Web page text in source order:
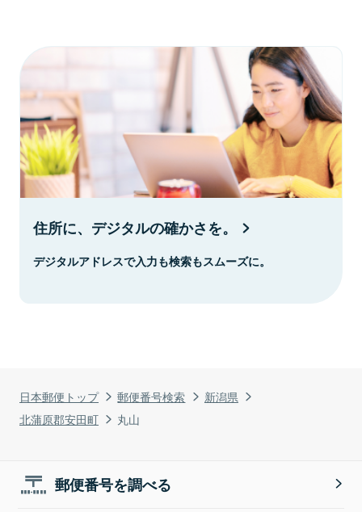
日本郵便トップ 郵便番号検索
新潟県
北蒲原郡安田町
丸山
住所に、デジタルの確かさを。
デジタルアドレスで入力も検索もスムーズに。
郵便番号を調べる